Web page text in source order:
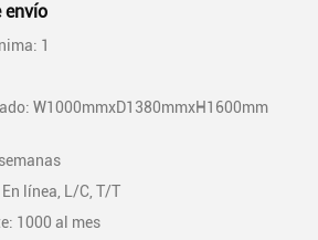
envío
1
W1000mmxD1380mmxH1600mm
línea, L/C, T/T
1000 al mes